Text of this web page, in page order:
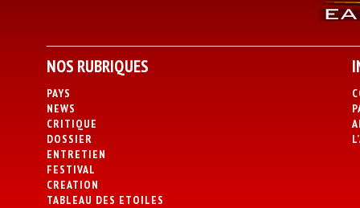
NOS RUBRIQUES
PAYS
NEWS
CRITIQUE
DOSSIER
ENTRETIEN
FESTIVAL
CREATION
TABLEAU DES ETOILES